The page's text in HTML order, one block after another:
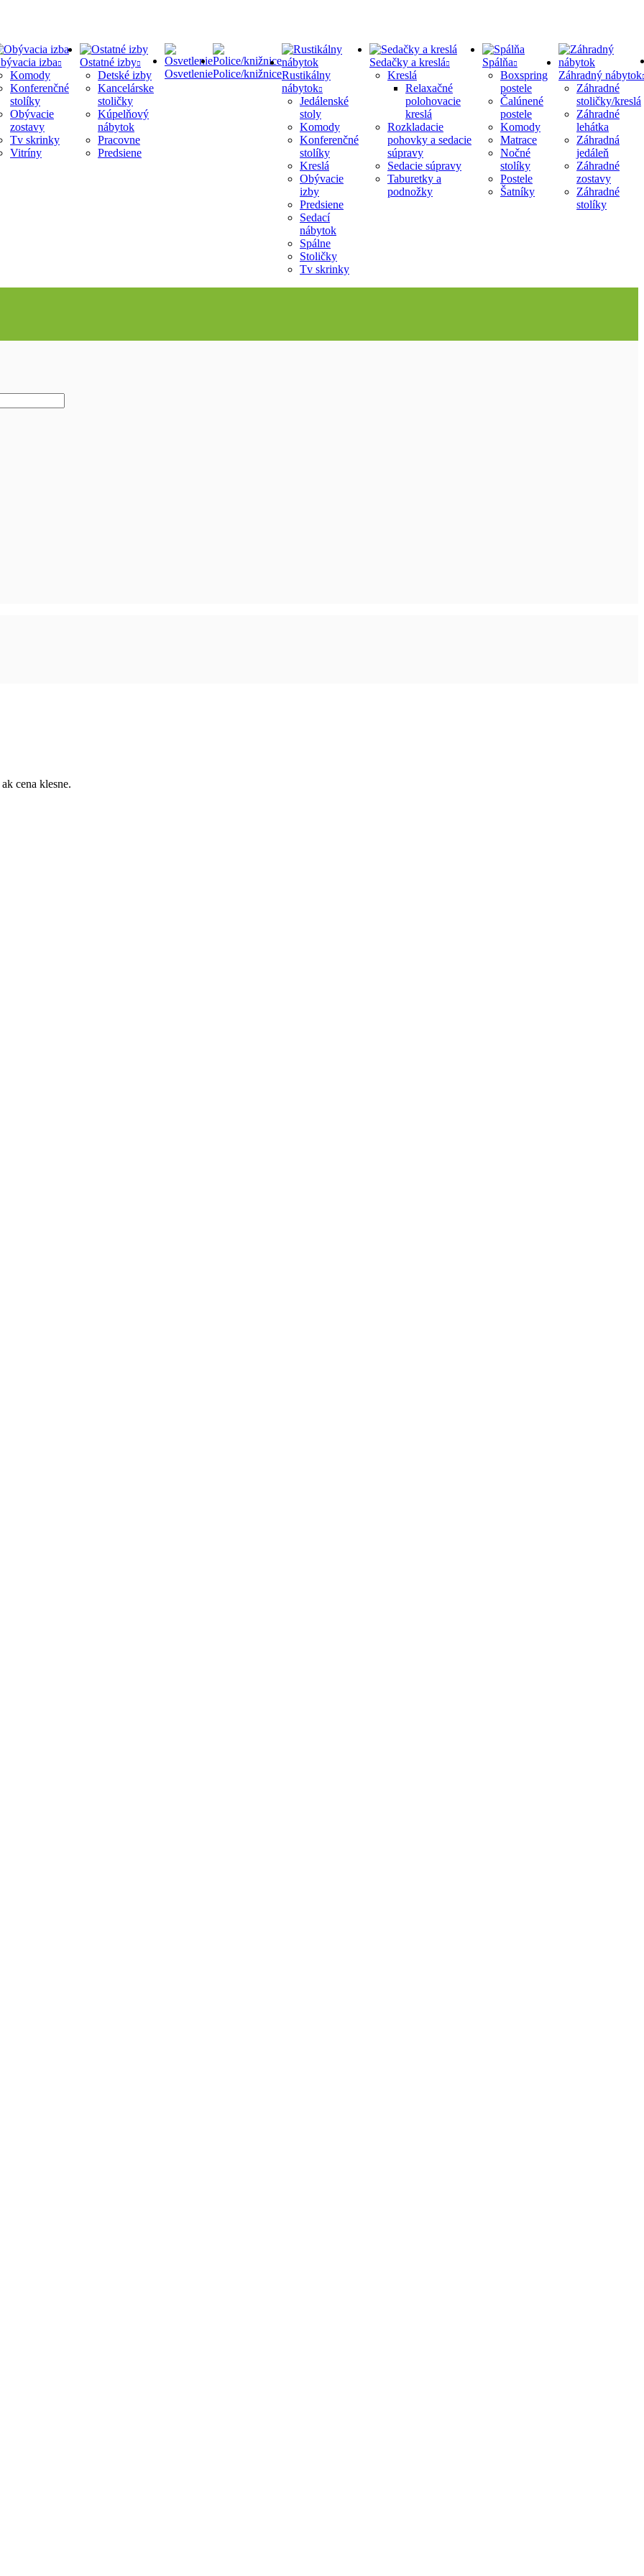
izba
Komody
Konferenčné
stolíky
Obývacie
zostavy
Tv skrinky
Vitríny
Ostatné izby
Detské izby
Kancelárske
stoličky
Kúpelňový
nábytok
Pracovne
Predsiene
OsvetleniePolice/knižniceRustikálny
nábytok
Jedálenské
stoly
Komody
Konferenčné
stolíky
Kreslá
Obývacie
izby
Predsiene
Sedací
nábytok
Spálne
Stoličky
Tv skrinky
Sedačky a kreslá
Kreslá
Relaxačné
polohovacie
kreslá
Rozkladacie
pohovky a sedacie
súpravy
Sedacie súpravy
Taburetky a
podnožky
Spálňa
Boxspring
postele
Čalúnené
postele
Komody
Matrace
Nočné
stolíky
Postele
Šatníky
Záhradný nábytok
Záhradné
stoličky/kreslá
Záhradné
lehátka
Záhradná
jedáleň
Záhradné
zostavy
Záhradné
stolíky
cena klesne.